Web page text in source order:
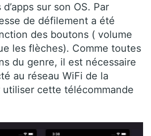
sur son OS. Par
de défilement a été
des boutons ( volume
les flèches). Comme toutes
du genre, il est nécessaire
au réseau WiFi de la
utiliser cette télécommande